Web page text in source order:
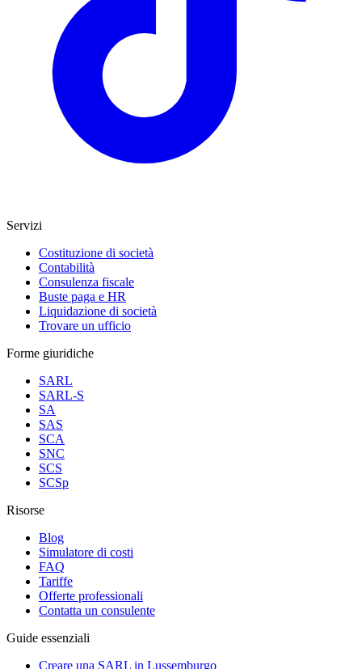
Servizi
Costituzione di società
Contabilità
Consulenza fiscale
Buste paga e HR
Liquidazione di società
Trovare un ufficio
Forme giuridiche
SARL
SARL-S
SA
SAS
SCA
SNC
SCS
SCSp
Risorse
Blog
Simulatore di costi
FAQ
Tariffe
Offerte professionali
Contatta un consulente
Guide essenziali
Creare una SARL in Lussemburgo